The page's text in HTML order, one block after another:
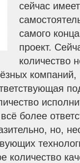
сейчас
самого
проект.
количество
более
но,
количество